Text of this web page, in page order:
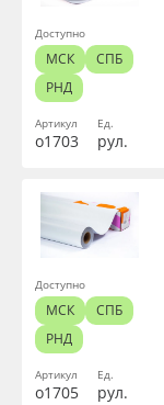
Артикул
о1703
Ед.
рул.
Доступно
МСК
СПБ
РНД
Артикул
о1705
Ед.
рул.
Доступно
МСК
СПБ
РНД